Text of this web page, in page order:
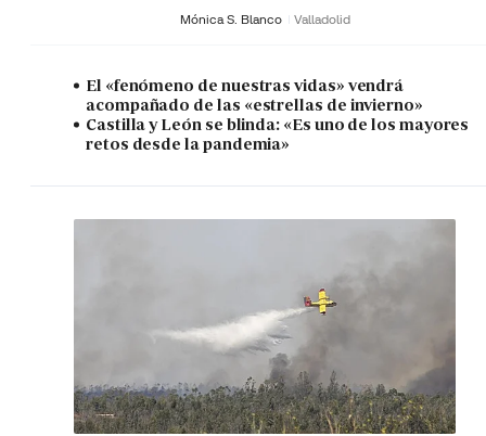
Mónica S. Blanco Valladolid
El «fenómeno de nuestras vidas» vendrá
acompañado de las «estrellas de invierno»
Castilla y León se blinda: «Es uno de los mayores
retos desde la pandemia»